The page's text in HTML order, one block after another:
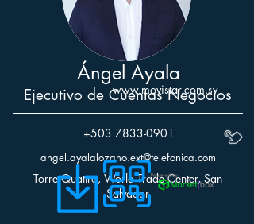
Ángel Ayala
Ejecutivo de Cuentas Negocios
+503 7833-0901
angel.ayalalozano.ext@telefonica.com
Torre Quattro, World Trade Center, San
Salvador
www.movistar.com.sv